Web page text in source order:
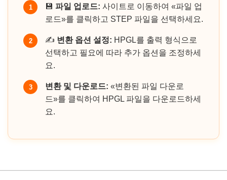
1 💾 파일 업로드: 사이트로 이동하여 «파일 업
로드»를 클릭하고 STEP 파일을 선택하세요.
2 ✍️ 변환 옵션 설정: HPGL를 출력 형식으로
선택하고 필요에 따라 추가 옵션을 조정하세
요.
3 변환 및 다운로드: «변환된 파일 다운로
드»를 클릭하여 HPGL 파일을 다운로드하세
요.